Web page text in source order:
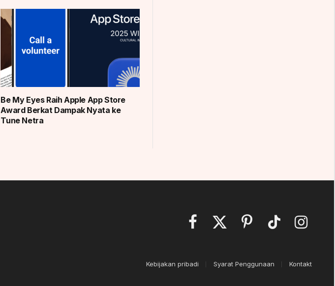
Be My Eyes Raih Apple App Store
Award Berkat Dampak Nyata ke
Tune Netra
Facebook
X
PinterestTikTok Instagram
Kebijakan pribadi Syarat Penggunaan Kontakt